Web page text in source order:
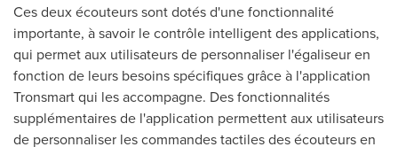
Ces deux écouteurs sont dotés d'une fonctionnalité
importante, à savoir le contrôle intelligent des applications,
qui permet aux utilisateurs de personnaliser l'égaliseur en
fonction de leurs besoins spécifiques grâce à l'application
Tronsmart qui les accompagne. Des fonctionnalités
supplémentaires de l'application permettent aux utilisateurs
de personnaliser les commandes tactiles des écouteurs en